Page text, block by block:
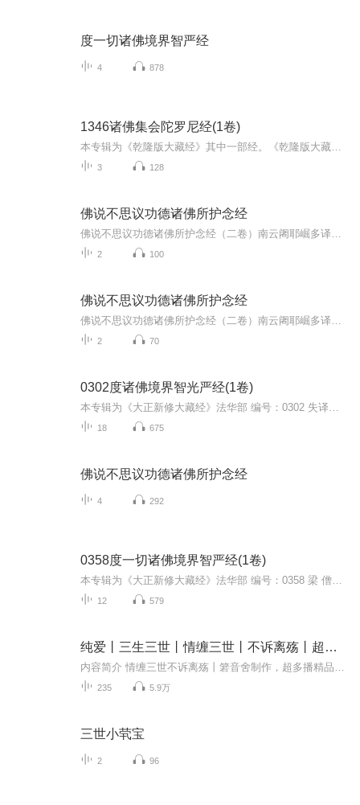
度一切诸佛境界智严经
4 878
1346诸佛集会陀罗尼经(1卷)
3 128
佛说不思议功德诸佛所护念经
2 100
佛说不思议功德诸佛所护念经
2 70
0302度诸佛境界智光严经(1卷)
18 675
佛说不思议功德诸佛所护念经
4 292
0358度一切诸佛境界智严经(1卷)
12 579
纯爱丨三生三世丨情缠三世丨不诉离殇丨超多播丨三生三世大爱
235 5.9万
三世小茕宝
2 96